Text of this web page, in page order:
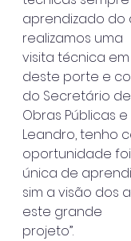
aprendizado do
realizamos uma
visita técnica
deste porte e
do Secretário de
Obras Públicas
Leandro, tenho
oportunidade foi
única de
sim a visão dos
este grande
projeto”.